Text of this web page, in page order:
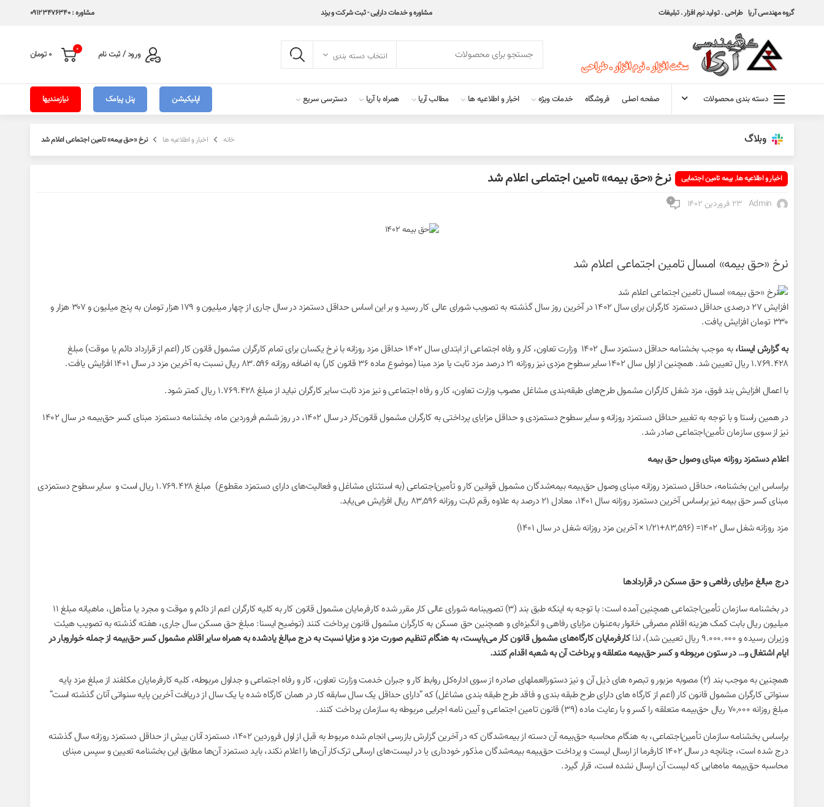
گروه مهندسی آریا طراحی . تولید نرم افزار . تبلیغات مشاوره و خدمات دارایی - ثبت شرکت و برند مشاوره : 09123476340
انتخاب دسته بندی ورود / ثبت نام 0
0 تومان
دسته بندی محصولات صفحه اصلی فروشگاه خدمات ویژه اخبار و اطلاعیه ها مطالب آریا همراه با آریا دسترسی سریع اپلیکیشن پنل پیامک نیازمندیها
وبلاگ خانه اخبار و اطلاعیه ها نرخ «حق بیمه» تامین اجتماعی اعلام شد
اخبار و اطلاعیه ها,بیمه تامین اجتمایی نرخ «حق بیمه» تامین اجتماعی اعلام شد
Admin ۲۳ فروردین ۱۴۰۲ ۰
نرخ «حق بیمه» امسال تامین اجتماعی اعلام شد
افزایش ۲۷ درصدی حداقل دستمزد کارگران برای سال ۱۴۰۲ در آخرین روز سال گذشته به تصویب شورای عالی کار رسید و بر این اساس حداقل دستمزد در سال جاری از چهار میلیون و ۱۷۹ هزار تومان به پنج میلیون و ۳۰۷ هزار و
۳۳۰ تومان افزایش یافت.
به گزارش ایسنا،
به موجب بخشنامه حداقل دستمزد سال ۱۴۰۲ وزارت تعاون، کار و رفاه اجتماعی از ابتدای سال ۱۴۰۲ حداقل مزد روزانه با نرخ یکسان برای تمام کارگران مشمول قانون کار (اعم از قرارداد دائم یا موقت) مبلغ
۱.۷۶۹.۴۲۸ ریال تعیین شد. همچنین از اول سال ۱۴۰۲ سایر سطوح مزدی نیز روزانه ۲۱ درصد مزد ثابت یا مزد مبنا (موضوع ماده ۳۶ قانون کار) به اضافه روزانه ۸۳.۵۹۶ ریال نسبت به آخرین مزد در سال ۱۴۰۱ افزایش یافت.
با اعمال افزایش بند فوق، مزد شغل کارگران مشمول طرح‌های طبقه‌بندی مشاغل مصوب وزارت تعاون، کار و رفاه اجتماعی و نیز مزد ثابت سایر کارگران نباید از مبلغ ۱.۷۶۹.۴۲۸ ریال کمتر شود.
در همین راستا و با توجه به تغییر حداقل دستمزد روزانه و سایر سطوح دستمزدی و حداقل مزایای پرداختی به کارگران مشمول قانون‌کار در سال ۱۴۰۲، در روز ششم فروردین ماه، بخشنامه دستمزد مبنای کسر حق‌بیمه در سال ۱۴۰۲
نیز از سوی سازمان تأمین‌اجتماعی صادر شد.
اعلام دستمزد روزانه مبنای وصول حق بیمه
براساس این بخشنامه، حداقل دستمزد روزانه مبنای وصول حق‌بیمه بیمه‌شدگان مشمول قوانین کار و تأمین‌اجتماعی (به استثنای مشاغل و فعالیت‌های دارای دستمزد مقطوع) ‌ مبلغ ۱.۷۶۹.۴۲۸ ریال است و سایر سطوح دستمزدی
مبنای کسر حق بیمه نیز براساس آخرین دستمزد روزانه سال ۱۴۰۱، معادل ۲۱ درصد به علاوه رقم ثابت روزانه ۸۳,۵۹۶ ریال افزایش می‌یابد.
مزد روزانه شغل سال ۱۴۰۲= (۸۳,۵۹۶+۱/۲۱ × آخرین مزد روزانه شغل در سال ۱۴۰۱)
درج مبالغ مزایای رفاهی و حق مسکن در قراردادها
در بخشنامه سازمان تأمین‌اجتماعی همچنین آمده است: با توجه به اینکه طبق بند (۳) تصویبنامه شورای عالی کار مقرر شده کارفرمایان مشمول قانون کار به کلیه کارگران اعم از دائم و موقت و مجرد یا متأهل، ماهیانه مبلغ ۱۱
میلیون ریال بابت کمک ‌هزینه اقلام مصرفی خانوار به‌عنوان مزایای رفاهی و انگیزه‌ای و همچنین حق مسکن به کارگران مشمول قانون پرداخت کنند (توضیح ایسنا: مبلغ حق مسکن سال جاری، هفته گذشته به تصویب هیئت
وزیران رسیده و ۹.۰۰۰.۰۰۰ ریال تعیین شد)، لذا
کارفرمایان کارگاه‌های مشمول قانون کار می‌بایست، به هنگام تنظیم صورت مزد و مزایا نسبت به درج مبالغ یادشده به همراه سایر اقلام مشمول کسر حق‌بیمه از جمله خواروبار در
ایام اشتغال و… در ستون‌ مربوطه و کسر حق‌بیمه متعلقه و پرداخت آن به شعبه اقدام کنند.
همچنین به موجب بند (۲) مصوبه مزبور و تبصره های ذیل آن و نیز دستورالعملهای صادره از سوی اداره‌کل روابط کار و جبران خدمت وزارت تعاون، کار و رفاه اجتماعی و جداول مربوطه، کلیه کارفرمایان مکلفند از مبلغ مزد پایه
سنواتی کارگران مشمول قانون کار (اعم از کارگاه های دارای طرح طبقه بندی و فاقد طرح طبقه بندی مشاغل) که “دارای حداقل یک سال سابقه کار در همان کارگاه شده یا یک سال از دریافت آخرین پایه سنواتی آنان گذشته است”
مبلغ روزانه ۷۰,۰۰۰ ریال حق‌بیمه متعلقه را کسر و با رعایت ماده (۳۹) قانون تامین اجتماعی و آیین نامه اجرایی مربوطه به سازمان پرداخت کنند.
براساس بخشنامه سازمان تأمین‌اجتماعی، به هنگام محاسبه حق‌بیمه آن دسته از بیمه‌شدگان که در آخرین گزارش بازرسی انجام شده مربوط به قبل از اول فروردین ۱۴۰۲، دستمزد آنان بیش از حداقل دستمزد روزانه سال گذشته
درج شده است، چنانچه در سال ۱۴۰۲ کارفرما از ارسال لیست و پرداخت حق‌بیمه بیمه‌شدگان مذکور خودداری یا در لیست‌های ارسالی ترک‌کار آن‌ها را اعلام نکند، باید دستمزد آن‌ها مطابق این بخشنامه تعیین و سپس مبنای
محاسبه حق‌بیمه ماه‌هایی که لیست آن ارسال نشده است، قرار گیرد.